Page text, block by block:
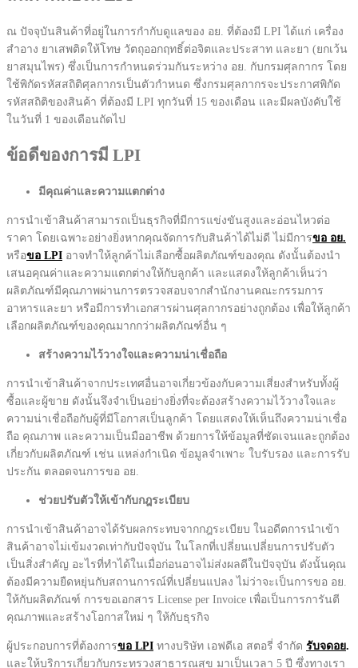
ณ ปัจจุบันสินค้าที่อยู่ในการกำกับดูแลของ อย. ที่ต้องมี LPI ได้แก่ เครื่อง
สำอาง ยาเสพติดให้โทษ วัตถุออกฤทธิ์ต่อจิตและประสาท และยา (ยกเว้น
ยาสมุนไพร) ซึ่งเป็นการกำหนดร่วมกันระหว่าง อย. กับกรมศุลกากร โดย
ใช้พิกัดรหัสสถิติศุลกากรเป็นตัวกำหนด ซึ่งกรมศุลกากรจะประกาศพิกัด
รหัสสถิติของสินค้า ที่ต้องมี LPI ทุกวันที่ 15 ของเดือน และมีผลบังคับใช้
ในวันที่ 1 ของเดือนถัดไป
ข้อดีของการมี LPI
มีคุณค่าและความแตกต่าง
การนำเข้าสินค้าสามารถเป็นธุรกิจที่มีการแข่งขันสูงและอ่อนไหวต่อ
ราคา โดยเฉพาะอย่างยิ่งหากคุณจัดการกับสินค้าได้ไม่ดี ไม่มีการขอ อย.
หรือขอ LPI อาจทำให้ลูกค้าไม่เลือกซื้อผลิตภัณฑ์ของคุณ ดังนั้นต้องนำ
เสนอคุณค่าและความแตกต่างให้กับลูกค้า และแสดงให้ลูกค้าเห็นว่า
ผลิตภัณฑ์มีคุณภาพผ่านการตรวจสอบจากสํานักงานคณะกรรมการ
อาหารและยา หรือมีการทำเอกสารผ่านศุลกากรอย่างถูกต้อง เพื่อให้ลูกค้า
เลือกผลิตภัณฑ์ของคุณมากกว่าผลิตภัณฑ์อื่น ๆ
สร้างความไว้วางใจและความน่าเชื่อถือ
การนำเข้าสินค้าจากประเทศอื่นอาจเกี่ยวข้องกับความเสี่ยงสำหรับทั้งผู้
ซื้อและผู้ขาย ดังนั้นจึงจำเป็นอย่างยิ่งที่จะต้องสร้างความไว้วางใจและ
ความน่าเชื่อถือกับผู้ที่มีโอกาสเป็นลูกค้า โดยแสดงให้เห็นถึงความน่าเชื่อ
ถือ คุณภาพ และความเป็นมืออาชีพ ด้วยการให้ข้อมูลที่ชัดเจนและถูกต้อง
เกี่ยวกับผลิตภัณฑ์ เช่น แหล่งกำเนิด ข้อมูลจำเพาะ ใบรับรอง และการรับ
ประกัน ตลอดจนการขอ อย.
ช่วยปรับตัวให้เข้ากับกฎระเบียบ
การนำเข้าสินค้าอาจได้รับผลกระทบจากกฎระเบียบ ในอดีตการนำเข้า
สินค้าอาจไม่เข้มงวดเท่ากับปัจจุบัน ในโลกที่เปลี่ยนเปลี่ยนการปรับตัว
เป็นสิ่งสำคัญ อะไรที่ทำได้ในเมื่อก่อนอาจไม่ส่งผลดีในปัจจุบัน ดังนั้นคุณ
ต้องมีความยืดหยุ่นกับสถานการณ์ที่เปลี่ยนแปลง ไม่ว่าจะเป็นการขอ อย.
ให้กับผลิตภัณฑ์ การขอเอกสาร License per Invoice เพื่อเป็นการการันตี
คุณภาพและสร้างโอกาสใหม่ ๆ ให้กับธุรกิจ
ผู้ประกอบการที่ต้องการขอ LPI ทางบริษัท เอฟดีเอ สตอรี่ จำกัด รับจดอย.
และให้บริการเกี่ยวกับกระทรวงสาธารณสุข มาเป็นเวลา 5 ปี ซึ่งทางเรา